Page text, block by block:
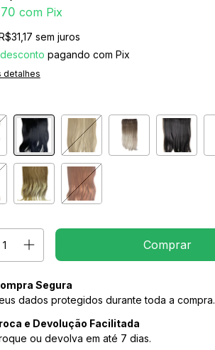
com Pix
sem juros
pagando com Pix
detalhes
Segura
dados protegidos durante toda a compra.
e Devolução Facilitada
ou devolva em até 7 dias.